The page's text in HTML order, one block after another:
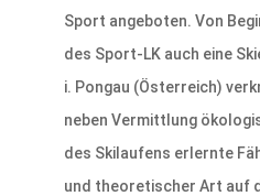
Sport angeboten. Von
des Sport-LK auch eine
i. Pongau (Österreich)
neben Vermittlung
des Skilaufens erlernte
und theoretischer Art auf